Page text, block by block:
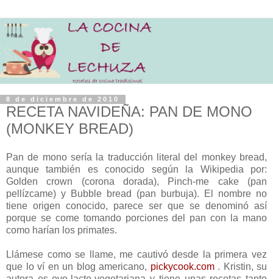
8 de diciembre de 2010
RECETA NAVIDEÑA: PAN DE MONO
(MONKEY BREAD)
Pan de mono sería la traducción literal del monkey bread,
aunque también es conocido según la Wikipedia por:
Golden crown (corona dorada), Pinch-me cake (pan
pellízcame) y Bubble bread (pan burbuja). El nombre no
tiene origen conocido, parece ser que se denominó así
porque se come tomando porciones del pan con la mano
como harían los primates.
Llámese como se llame, me cautivó desde la primera vez
que lo ví en un blog americano, pickycook.com . Kristin, su